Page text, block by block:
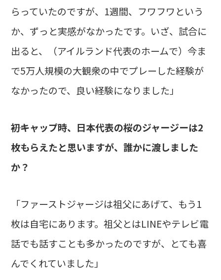
らっていたのですが、1週間、フワフワという
か、ずっと実感がなかったです。いざ、試合に
出ると、（アイルランド代表のホームで）今ま
で5万人規模の大観衆の中でプレーした経験が
なかったので、良い経験になりました」
――初キャップ時、日本代表の桜のジャージーは2
枚もらえたと思いますが、誰かに渡しました
か？
「ファーストジャージは祖父にあげて、もう1
枚は自宅にあります。祖父とはLINEやテレビ電
話でも話すことも多かったのですが、とても喜
んでくれていました」